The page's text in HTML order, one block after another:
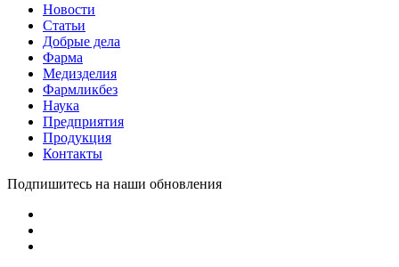
Новости
Статьи
Добрые дела
Фарма
Медизделия
Фармликбез
Наука
Предприятия
Продукция
Контакты
Подпишитесь на наши обновления